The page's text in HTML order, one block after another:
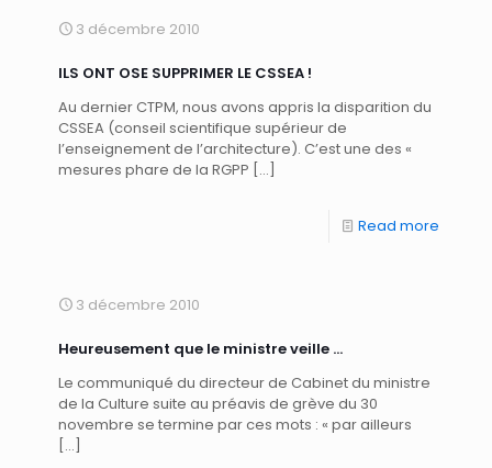
3 décembre 2010
ILS ONT OSE SUPPRIMER LE CSSEA !
Au dernier CTPM, nous avons appris la disparition du
CSSEA (conseil scientifique supérieur de
l’enseignement de l’architecture). C’est une des «
mesures phare de la RGPP […]
Read more
3 décembre 2010
Heureusement que le ministre veille …
Le communiqué du directeur de Cabinet du ministre
de la Culture suite au préavis de grève du 30
novembre se termine par ces mots : « par ailleurs
[…]